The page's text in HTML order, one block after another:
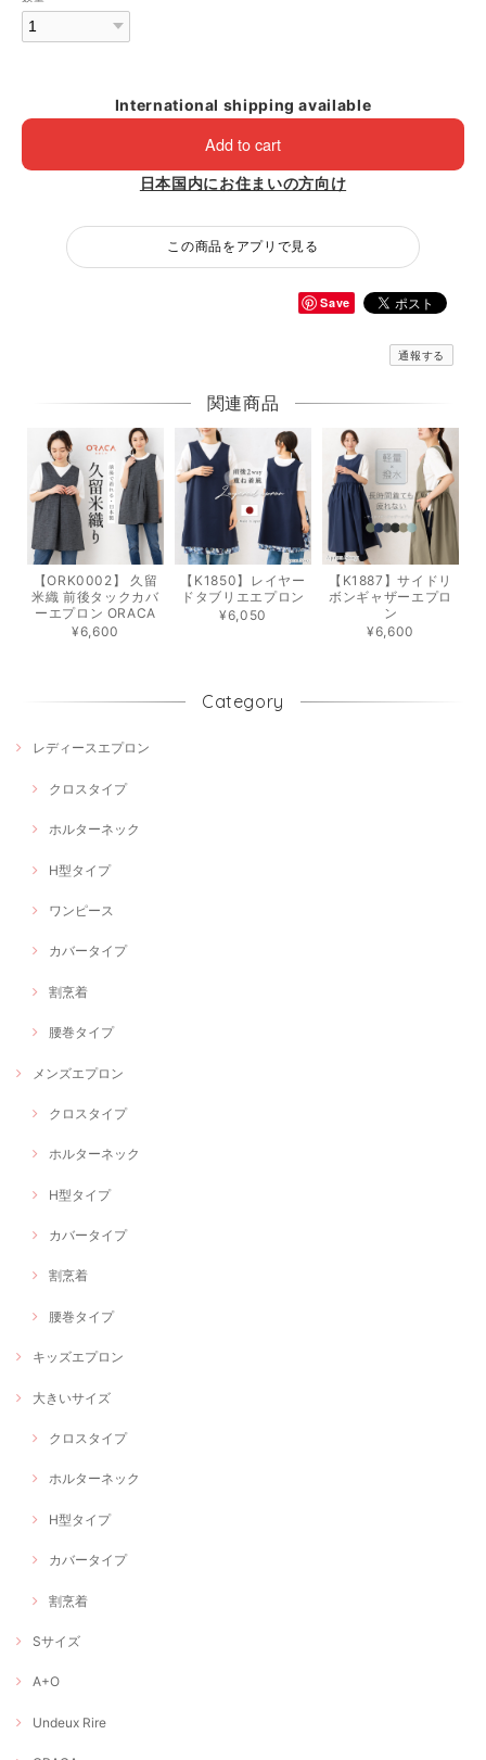
International shipping available
Add to cart
日本国内にお住まいの方向け
この商品をアプリで見る
Save
通報する
関連商品
【ORK0002】 久留
米織 前後タックカバ
ーエプロン ORACA
¥6,600
【K1850】レイヤー
ドタブリエエプロン
¥6,050
【K1887】サイドリ
ボンギャザーエプロ
ン
¥6,600
Category
レディースエプロン
クロスタイプ
ホルターネック
H型タイプ
ワンピース
カバータイプ
割烹着
腰巻タイプ
メンズエプロン
クロスタイプ
ホルターネック
H型タイプ
カバータイプ
割烹着
腰巻タイプ
キッズエプロン
大きいサイズ
クロスタイプ
ホルターネック
H型タイプ
カバータイプ
割烹着
Sサイズ
A+O
Undeux Rire